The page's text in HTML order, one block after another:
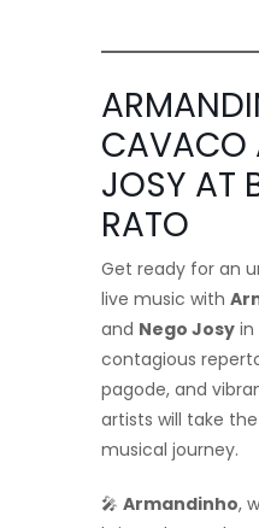
CAVACO
JOSY AT
RATO
Get ready for an
live music with
and Nego Josy in
contagious
pagode, and
artists will take
musical journey.
🎤 Armandinho,